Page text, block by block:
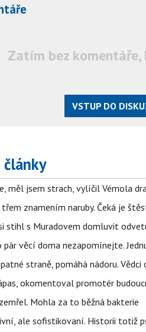
Zatím bez
VSTUP DO
články
měl jsem strach, vylíčil Vémola
znamením naruby. Čeká je
stihl s Muradovem domluvit
věcí doma nezapomínejte.
straně, pomáhá nádoru.
okomentoval promotér
Mohla za to běžná bakterie
ale sofistikovaní. Historii totiž